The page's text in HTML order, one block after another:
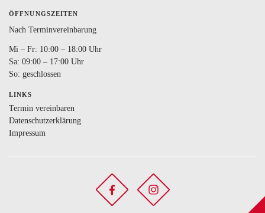
ÖFFNUNGSZEITEN
Nach Terminvereinbarung
Mi – Fr: 10:00 – 18:00 Uhr
Sa: 09:00 – 17:00 Uhr
So: geschlossen
LINKS
Termin vereinbaren
Datenschutzerklärung
Impressum